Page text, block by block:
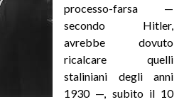
processo-farsa —
secondo Hitler,
avrebbe dovuto
ricalcare quelli
staliniani degli anni
1930 —, subìto il 10